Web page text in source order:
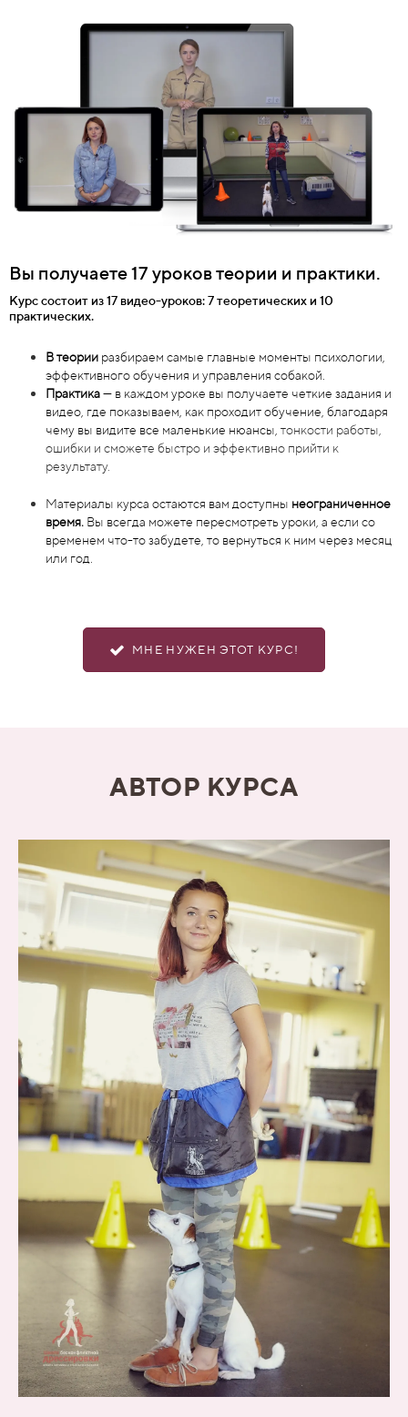
Вы получаете 17 уроков теории и практики.
Курс состоит из 17 видео-уроков: 7 теоретических и 10
практических.
В теории разбираем самые главные моменты психологии,
эффективного обучения и управления собакой.
Практика— в каждом уроке вы получаете четкие задания и
видео, где показываем, как проходит обучение, благодаря
чему вы видите все маленькие нюансы, тонкости работы,
ошибки и сможете быстро и эффективно прийти к
результату.
Материалы курса остаются вам доступны неограниченное
время. Вы всегда можете пересмотреть уроки, а если со
временем что-то забудете, то вернуться к ним через месяц
или год.
МНЕ НУЖЕН ЭТОТ КУРС!
АВТОР КУРСА